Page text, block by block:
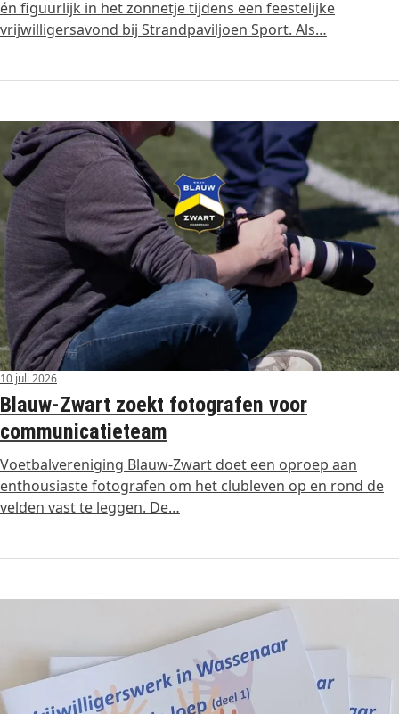
én figuurlijk in het zonnetje tijdens een feestelijke
vrijwilligersavond bij Strandpaviljoen Sport. Als…
10 juli 2026
Blauw-Zwart zoekt fotografen voor
communicatieteam
Voetbalvereniging Blauw-Zwart doet een oproep aan
enthousiaste fotografen om het clubleven op en rond de
velden vast te leggen. De…